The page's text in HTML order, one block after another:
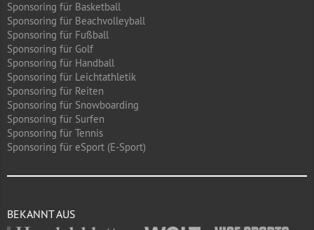
Sponsoring für Basketball
Sponsoring für Beachvolleyball
Sponsoring für Fußball
Sponsoring für Golf
Sponsoring für Handball
Sponsoring für Leichtathletik
Sponsoring für Reiten
Sponsoring für Snowboarding
Sponsoring für Surfen
Sponsoring für Tennis
Sponsoring für eSport (E-Sport)
BEKANNT AUS